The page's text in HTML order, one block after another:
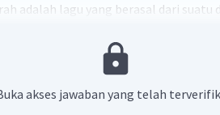
adalah lagu yang berasal dari suatu
yang berasal dari tradisi nenek
secara lisan, anonim, tidak memiliki
akses jawaban yang telah